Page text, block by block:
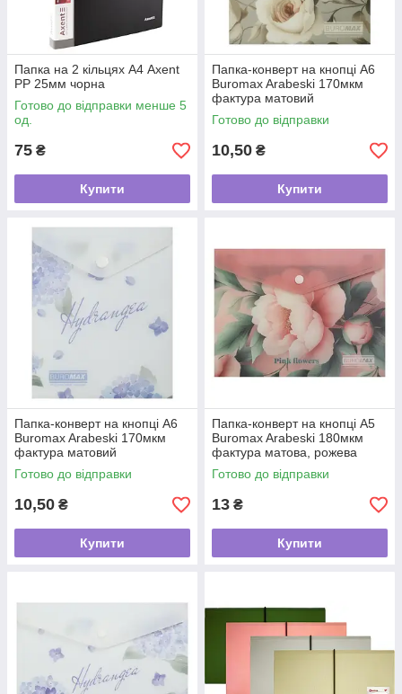
Папка на 2 кільцях А4 Axent
РР 25мм чорна
Готово до відправки менше 5
од.
75 ₴
Купити
Папка-конверт на кнопці А6
Buromax Arabeski 170мкм
фактура матовий
напівпрозорий пластик,
світло-сір
Готово до відправки
10,50 ₴
Купити
Папка-конверт на кнопці А6
Buromax Arabeski 170мкм
фактура матовий
напівпрозорий пластик,
світло-син
Готово до відправки
10,50 ₴
Купити
Папка-конверт на кнопці А5
Buromax Arabeski 180мкм
фактура матова, рожева
Готово до відправки
13 ₴
Купити